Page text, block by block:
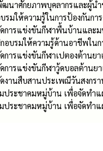
ฒนาศักยภาพบุคลากรและผู้
บรมให้ความรู้ในการป้องกัน
ดการแข่งขันกีฬาพื้นบ้านและ
กอบรมให้ความรู้ด้านอาชีพใ
ดการแข่งขันกีฬาเปตองต้าน
ดการแข่งขันกีฬาวู้ดบอลต้าน
ดงานสืบสานประเพณีวันสงก
ประชาคมหมู่บ้าน เพื่อจัดท
ประชาคมหมู่บ้าน เพื่อจัดท